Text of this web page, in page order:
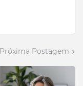
Próxima Postagem